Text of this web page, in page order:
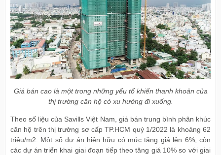
Giá bán cao là một trong những yếu tố khiến thanh khoản của
thị trường căn hộ có xu hướng đi xuống.
Theo số liệu của Savills Việt Nam, giá bán trung bình phân khúc
căn hộ trên thị trường sơ cấp TP.HCM quý 1/2022 là khoảng 62
triệu/m2. Một số dự án hiện hữu có mức tăng giá lên 6%, còn
các dự án triển khai giai đoạn tiếp theo tăng giá 10% so với giai